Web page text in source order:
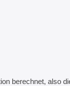
berechnet, also